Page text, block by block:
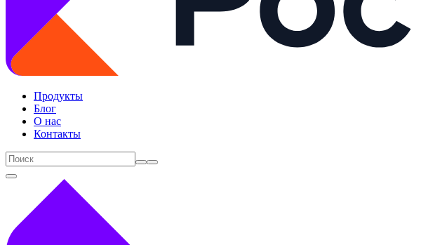
Продукты
Блог
О нас
Контакты